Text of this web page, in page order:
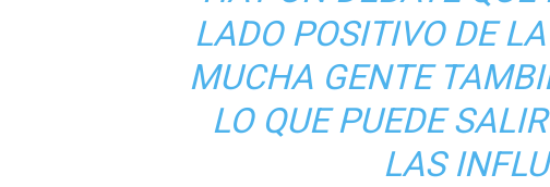
LADO POSITIVO DE
MUCHA GENTE
LO QUE PUEDE
LAS